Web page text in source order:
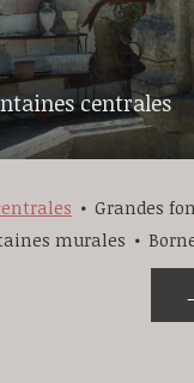
centrales
Grandes
murales